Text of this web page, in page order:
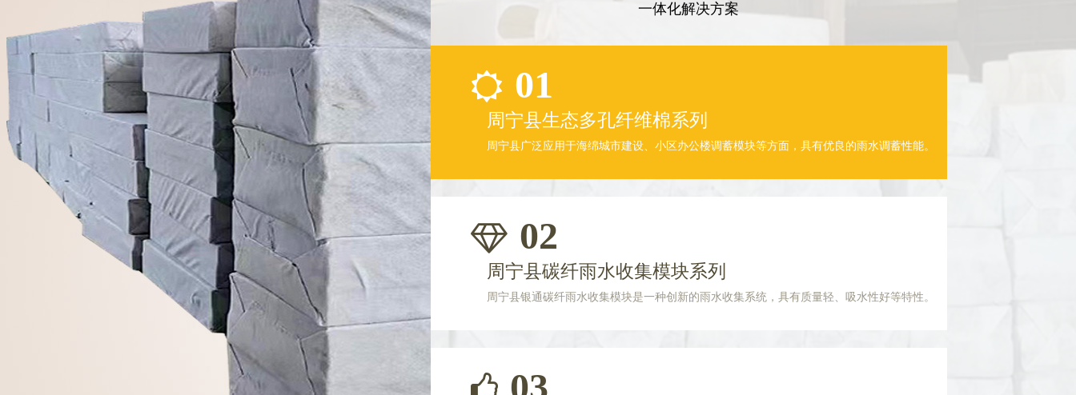
一体化解决方案
01
周宁县生态多孔纤维棉系列
周宁县广泛应用于海绵城市建设、小区办公楼调蓄模块等方面，具有优良的雨水调蓄性能。
02
周宁县碳纤雨水收集模块系列
周宁县银通碳纤雨水收集模块是一种创新的雨水收集系统，具有质量轻、吸水性好等特性。